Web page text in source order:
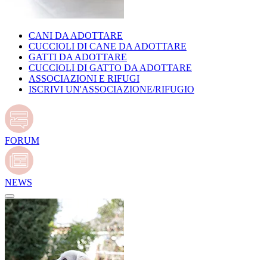
CANI DA ADOTTARE
CUCCIOLI DI CANE DA ADOTTARE
GATTI DA ADOTTARE
CUCCIOLI DI GATTO DA ADOTTARE
ASSOCIAZIONI E RIFUGI
ISCRIVI UN'ASSOCIAZIONE/RIFUGIO
FORUM
NEWS